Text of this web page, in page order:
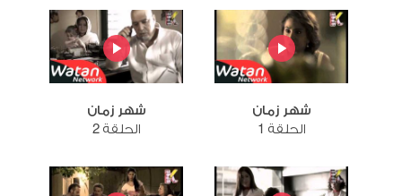
شهر زمان
الحلقة 1
شهر زمان
الحلقة 2